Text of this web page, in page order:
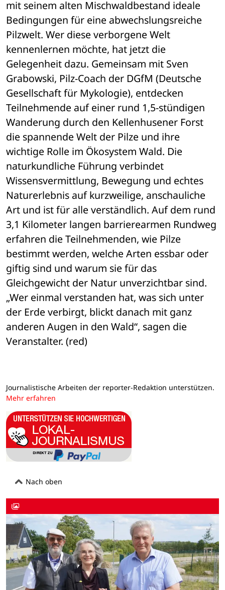
mit seinem alten Mischwaldbestand ideale
Bedingungen für eine abwechslungsreiche
Pilzwelt. Wer diese verborgene Welt
kennenlernen möchte, hat jetzt die
Gelegenheit dazu. Gemeinsam mit Sven
Grabowski, Pilz-Coach der DGfM (Deutsche
Gesellschaft für Mykologie), entdecken
Teilnehmende auf einer rund 1,5-stündigen
Wanderung durch den Kellenhusener Forst
die spannende Welt der Pilze und ihre
wichtige Rolle im Ökosystem Wald. Die
naturkundliche Führung verbindet
Wissensvermittlung, Bewegung und echtes
Naturerlebnis auf kurzweilige, anschauliche
Art und ist für alle verständlich. Auf dem rund
3,1 Kilometer langen barrierearmen Rundweg
erfahren die Teilnehmenden, wie Pilze
bestimmt werden, welche Arten essbar oder
giftig sind und warum sie für das
Gleichgewicht der Natur unverzichtbar sind.
„Wer einmal verstanden hat, was sich unter
der Erde verbirgt, blickt danach mit ganz
anderen Augen in den Wald“, sagen die
Veranstalter. (red)
Journalistische Arbeiten der reporter-Redaktion unterstützen.
Mehr erfahren
Nach oben